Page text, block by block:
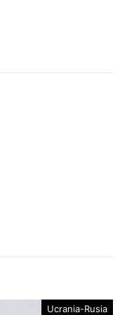
Ucrania-Rusia